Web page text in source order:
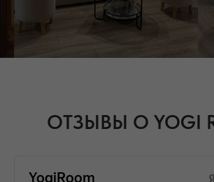
ОТЗЫВЫ О YOGI